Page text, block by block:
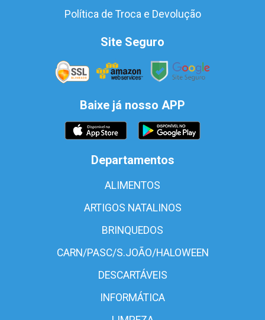
Política de Troca e Devolução
Site Seguro
Baixe já nosso APP
Departamentos
ALIMENTOS
ARTIGOS NATALINOS
BRINQUEDOS
CARN/PASC/S.JOÃO/HALOWEEN
DESCARTÁVEIS
INFORMÁTICA